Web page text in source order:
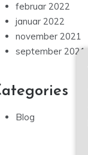
februar 2022
januar 2022
november 2021
september 2021
Blog